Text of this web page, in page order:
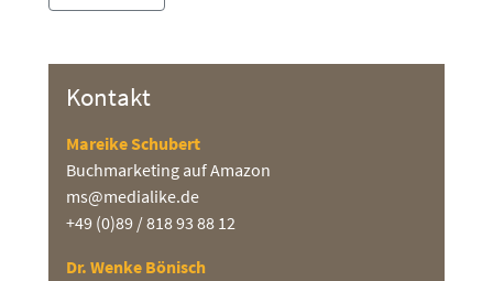
Kontakt
Mareike Schubert
Buchmarketing auf Amazon
ms@medialike.de
+49 (0)89 / 818 93 88 12
Dr. Wenke Bönisch